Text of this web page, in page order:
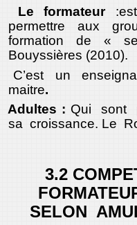
Le formateur :est
permettre aux
formation de «
Bouyssières (2010).
C’est un
maitre.
Adultes : Qui sont
sa croissance. Le
3.2
SELON